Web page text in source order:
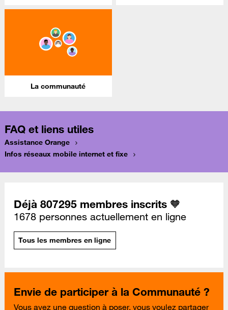
La communauté
FAQ et liens utiles
Assistance Orange
Infos réseaux mobile internet et fixe
Déjà 807295 membres inscrits 🧡
1678 personnes actuellement en ligne
Tous les membres en ligne
Envie de participer à la Communauté ?
Vous avez une question à poser, vous voulez partager